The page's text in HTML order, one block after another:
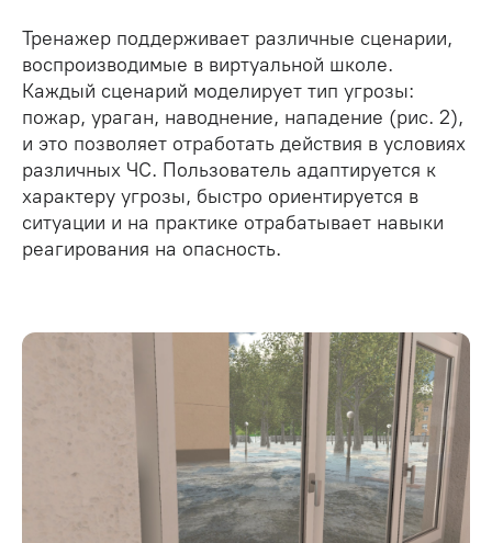
Тренажер поддерживает различные сценарии,
воспроизводимые в виртуальной школе.
Каждый сценарий моделирует тип угрозы:
пожар, ураган, наводнение, нападение (рис. 2),
и это позволяет отработать действия в условиях
различных ЧС. Пользователь адаптируется к
характеру угрозы, быстро ориентируется в
ситуации и на практике отрабатывает навыки
реагирования на опасность.